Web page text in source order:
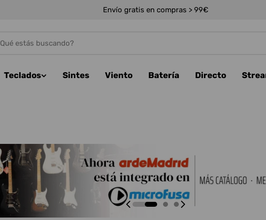
Envío gratis en compras > 99€
Teclados Sintes Viento Batería Directo